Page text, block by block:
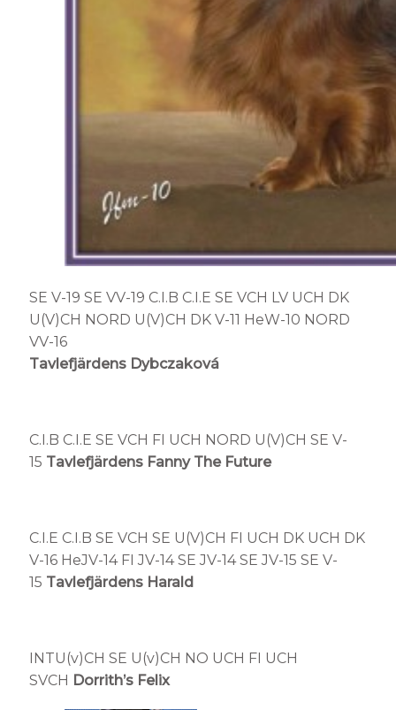
SE V-19 SE VV-19 C.I.B C.I.E SE VCH LV UCH DK
U(V)CH NORD U(V)CH DK V-11 HeW-10 NORD
VV-16
Tavlefjärdens Dybczaková
C.I.B C.I.E SE VCH FI UCH NORD U(V)CH SE V-
15 Tavlefjärdens Fanny The Future
C.I.E C.I.B SE VCH SE U(V)CH FI UCH DK UCH DK
V-16 HeJV-14 FI JV-14 SE JV-14 SE JV-15 SE V-
15 Tavlefjärdens Harald
INTU(v)CH SE U(v)CH NO UCH FI UCH
SVCH Dorrith’s Felix